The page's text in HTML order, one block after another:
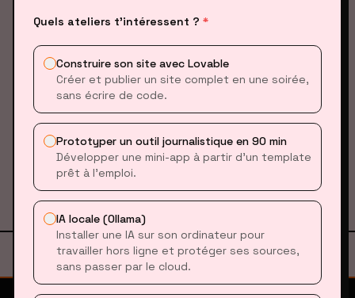
CONTENU EN COURS DE RÉDACTION
Cette leçon sera disponible très prochainement.
Retour au programme du module
Signaler un problème sur cette page
Quels ateliers t’intéressent ? *
Construire son site avec Lovable
Créer et publier un site complet en une soirée,
sans écrire de code.
Prototyper un outil journalistique en 90 min
Développer une mini-app à partir d’un template
prêt à l’emploi.
IA locale (Ollama)
Installer une IA sur son ordinateur pour
travailler hors ligne et protéger ses sources,
sans passer par le cloud.